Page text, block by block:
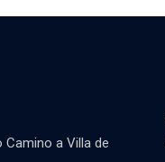
Camino a Villa de